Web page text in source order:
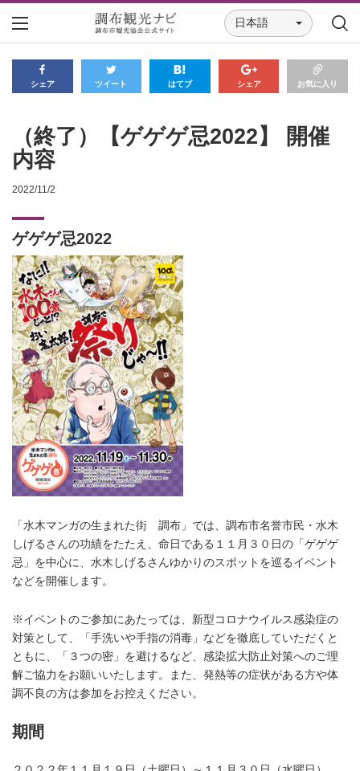
日本語
シェア ツイート はてブ シェア お気に入り
（終了）【ゲゲゲ忌2022】 開催
内容
2022/11/2
ゲゲゲ忌2022
「水木マンガの生まれた街 調布」では、調布市名誉市民・水木
しげるさんの功績をたたえ、命日である１１月３０日の「ゲゲゲ
忌」を中心に、水木しげるさんゆかりのスポットを巡るイベント
などを開催します。
※イベントのご参加にあたっては、新型コロナウイルス感染症の
対策として、「手洗いや手指の消毒」などを徹底していただくと
ともに、「３つの密」を避けるなど、感染拡大防止対策へのご理
解ご協力をお願いいたします。また、発熱等の症状がある方や体
調不良の方は参加をお控えください。
期間